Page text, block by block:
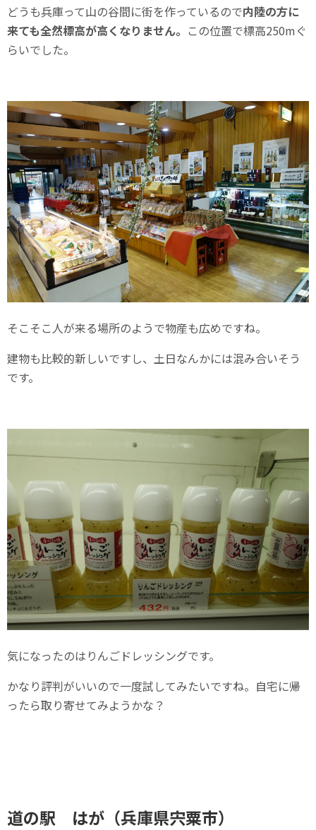
どうも兵庫って山の谷間に街を作っているので内陸の方に
来ても全然標高が高くなりません。 この位置で標高250mぐ
らいでした。
そこそこ人が来る場所のようで物産も広めですね。
建物も比較的新しいですし、土日なんかには混み合いそう
です。
気になったのはりんごドレッシングです。
かなり評判がいいので一度試してみたいですね。自宅に帰
ったら取り寄せてみようかな？
道の駅 はが（兵庫県宍粟市）